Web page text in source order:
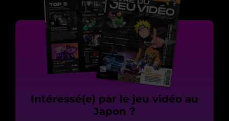
Intéressé(e) par le jeu vidéo au
Japon ?